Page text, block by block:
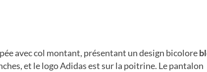
avec col montant, présentant un design bicolore
et le logo Adidas est sur la poitrine. Le pantalon